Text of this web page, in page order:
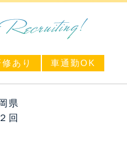
あり 車通勤OK
県
回